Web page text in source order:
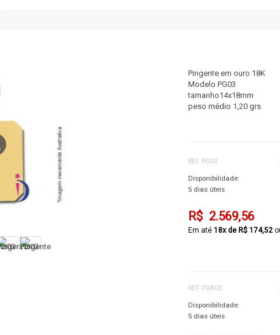
Pingente em ouro 18K
Modelo PG03
tamanho14x18mm
peso médio 1,20 grs
REF: PG03
Disponibilidade:
5 dias úteis
R$ 2.569,56
18x de R$ 174,52
REF: PGB03
Disponibilidade:
5 dias úteis